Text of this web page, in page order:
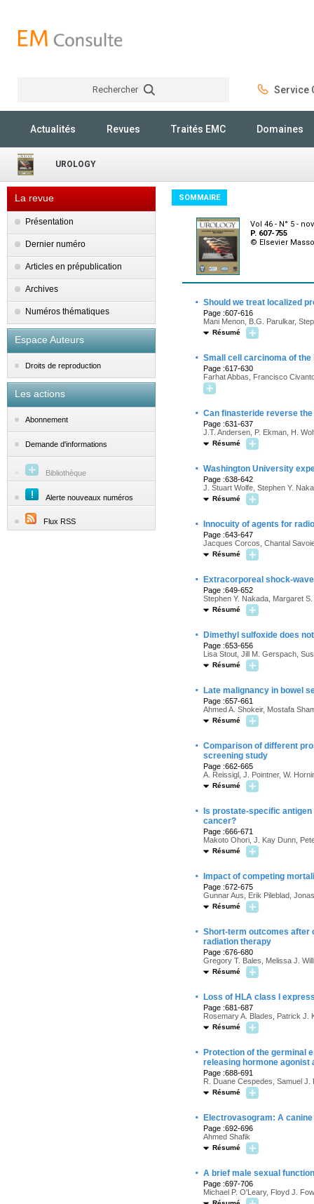
Rechercher Service
Actualités Revues Traités EMC Domaines
UROLOGY
La revue
Présentation
Dernier numéro
Articles en prépublication
Archives
Numéros thématiques
Espace Auteurs
Droits de reproduction
Les actions
Abonnement
Demande d'informations
Bibliothèque
Alerte nouveaux numéros
Flux RSS
SOMMAIRE
Vol 46 - N° 5 -
P. 607-755
© Elsevier
· Should we treat localized
Page :607-616
Mani Menon, B.G. Parulkar,
Résumé
· Small cell carcinoma of
Page :617-630
Farhat Abbas, Francisco
· Can finasteride reverse
Page :631-637
J.T. Andersen, P. Ekman, H.
Résumé
· Washington University
Page :638-642
J. Stuart Wolfe, Stephen Y.
Résumé
· Innocuity of agents for
Page :643-647
Jacques Corcos, Chantal
Résumé
· Extracorporeal shock-
Page :649-652
Stephen Y. Nakada, Margaret
Résumé
· Dimethyl sulfoxide does
Page :653-656
Lisa Stout, Jill M. Gerspach,
Résumé
· Late malignancy in bowel
Page :657-661
Ahmed A. Shokeir, Mostafa
Résumé
· Comparison of different
screening study
Page :662-665
A. Reissigl, J. Pointner, W.
Résumé
·
Is prostate-specific
cancer?
Page :666-671
Makoto Ohori, J. Kay Dunn,
Résumé
· Impact of competing
Page :672-675
Gunnar Aus, Erik Pileblad,
Résumé
· Short-term outcomes after
radiation therapy
Page :676-680
Gregory T. Bales, Melissa J.
Résumé
· Loss of HLA class I
Page :681-687
Rosemary A. Blades, Patrick J.
Résumé
·
Protection of the germinal
releasing hormone agonist
Page :688-691
R. Duane Cespedes, Samuel
Résumé
· Electrovasogram: A
Page :692-696
Ahmed Shafik
Résumé
· A brief male sexual
Page :697-706
Michael P. O'Leary, Floyd J.